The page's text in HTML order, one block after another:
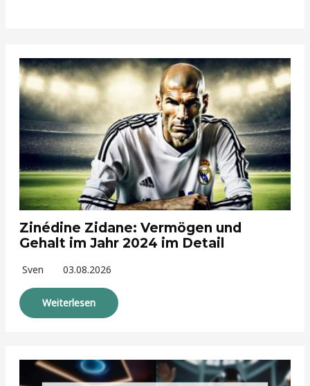
Zinédine Zidane: Vermögen und
Gehalt im Jahr 2024 im Detail
Sven 03.08.2026
Weiterlesen